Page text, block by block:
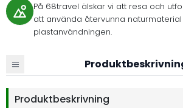
På 68travel älskar vi att resa och
att använda återvunna
plastanvändningen.
Produktbeskrivning